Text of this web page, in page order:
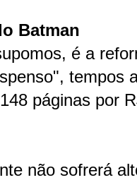
Batman
é a
tempos
páginas por
não sofrerá